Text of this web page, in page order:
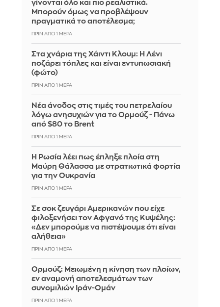
γίνονται όλο και πιο ρεαλιστικά.
Μπορούν όμως να προβλέψουν
πραγματικά το αποτέλεσμα;
ΠΡΙΝ ΑΠΌ 1 ΜΈΡΑ
Στα χνάρια της Χάιντι Κλουμ: Η Λένι
ποζάρει τόπλες και είναι εντυπωσιακή
(φώτο)
ΠΡΙΝ ΑΠΌ 1 ΜΈΡΑ
Νέα άνοδος στις τιμές του πετρελαίου
λόγω ανησυχιών για το Ορμούζ - Πάνω
από $80 το Brent
ΠΡΙΝ ΑΠΌ 1 ΜΈΡΑ
Η Ρωσία λέει πως έπληξε πλοία στη
Μαύρη Θάλασσα με στρατιωτικά φορτία
για την Ουκρανία
ΠΡΙΝ ΑΠΌ 1 ΜΈΡΑ
Σε σοκ ζευγάρι Αμερικανών που είχε
φιλοξενήσει τον Αφγανό της Κυψέλης:
«Δεν μπορούμε να πιστέψουμε ότι είναι
αλήθεια»
ΠΡΙΝ ΑΠΌ 1 ΜΈΡΑ
Ορμούζ: Μειωμένη η κίνηση των πλοίων,
εν αναμονή αποτελεσμάτων των
συνομιλιών Ιράν-Ομάν
ΠΡΙΝ ΑΠΌ 1 ΜΈΡΑ